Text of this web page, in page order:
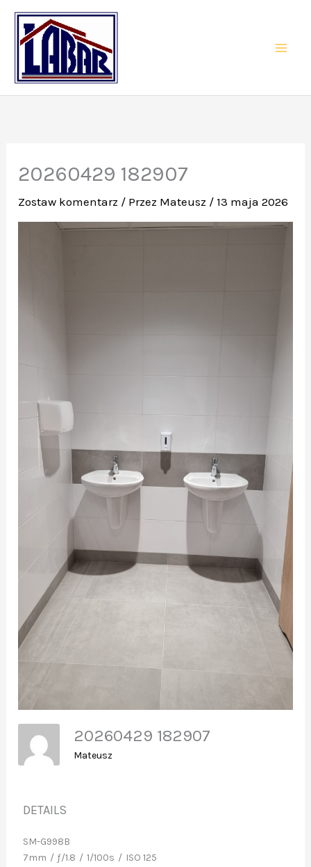
Przejdź
treści
20260429 182907
Zostaw komentarz / Przez Mateusz / 13 maja 2026
20260429 182907
Mateusz
DETAILS
SM-G998B
7mm / ƒ/1.8 / 1/100s / ISO 125